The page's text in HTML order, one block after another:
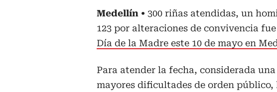
Medellín
300 riñas atendidas, un
123 por alteraciones de convivencia fue
Día de la Madre este 10 de mayo en
Para atender la fecha, considerada
mayores dificultades de orden